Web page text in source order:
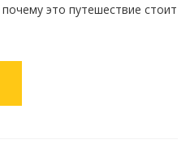
это путешествие стоит